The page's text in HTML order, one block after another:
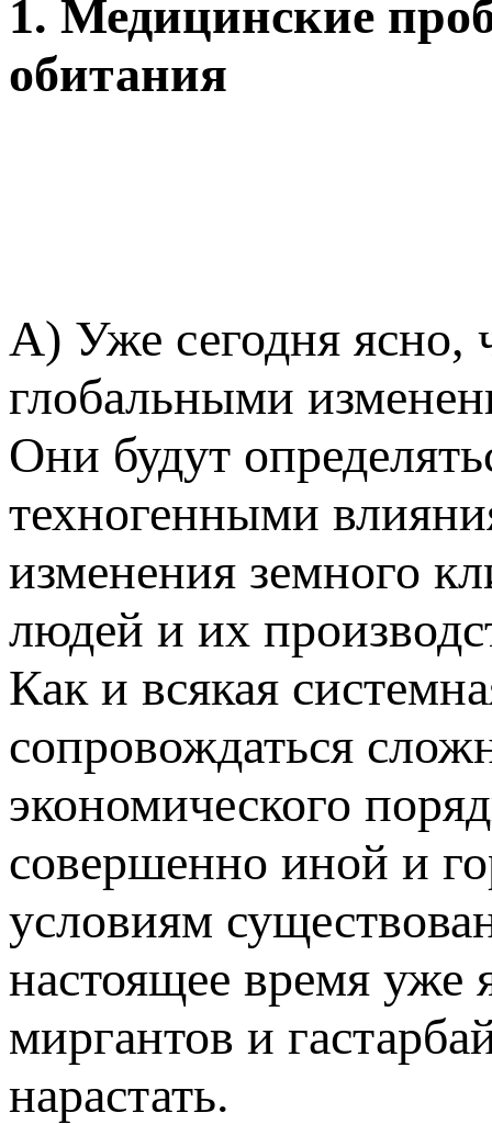
1. Медицинские
обитания
А) Уже сегодня ясно,
глобальными
Они будут
техногенными
изменения земного
людей и их
Как и всякая
сопровождаться
экономического
совершенно иной и
условиям
настоящее время уже
миргантов и
нарастать.